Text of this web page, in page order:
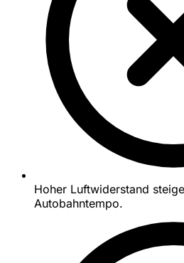
Hoher Luftwiderstand
Autobahntempo.